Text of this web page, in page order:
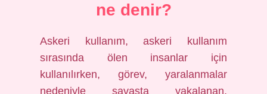
ne denir?
Askeri kullanım, askeri kullanım
sırasında ölen insanlar için
kullanılırken, görev, yaralanmalar
nedeniyle savaşta yakalanan,